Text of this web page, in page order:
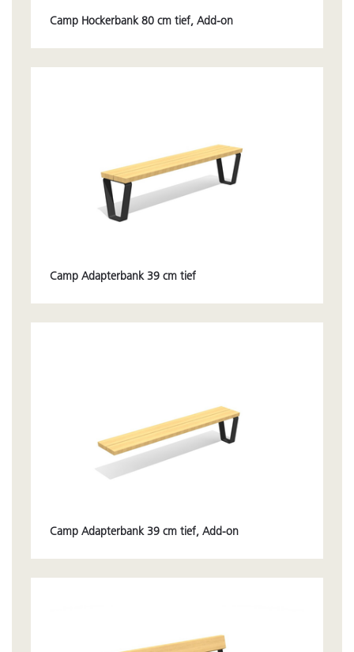
Camp Hockerbank 80 cm tief, Add-on
Camp Adapterbank 39 cm tief
Camp Adapterbank 39 cm tief, Add-on